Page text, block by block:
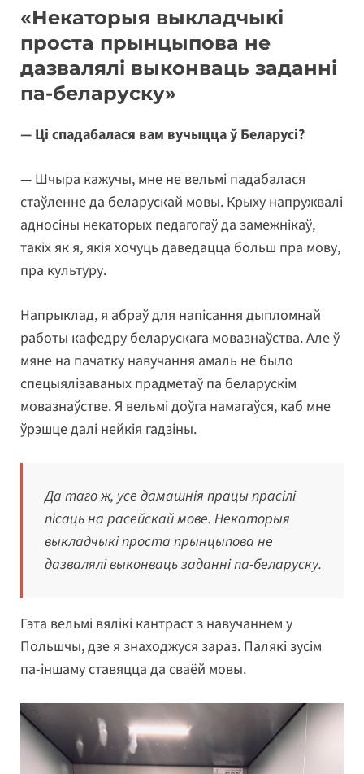
«Некаторыя выкладчыкі
проста прынцыпова не
дазвалялі выконваць заданні
па-беларуску»
— Ці спадабалася вам вучыцца ў Беларусі?
— Шчыра кажучы, мне не вельмі падабалася
стаўленне да беларускай мовы. Крыху напружвалі
адносіны некаторых педагогаў да замежнікаў,
такіх як я, якія хочуць даведацца больш пра мову,
пра культуру.
Напрыклад, я абраў для напісання дыпломнай
работы кафедру беларускага мовазнаўства. Але ў
мяне на пачатку навучання амаль не было
спецыялізаваных прадметаў па беларускім
мовазнаўстве. Я вельмі доўга намагаўся, каб мне
ўрэшце далі нейкія гадзіны.
Да таго ж, усе дамашнія працы прасілі
пісаць на расейскай мове. Некаторыя
выкладчыкі проста прынцыпова не
дазвалялі выконваць заданні па-беларуску.
Гэта вельмі вялікі кантраст з навучаннем у
Польшчы, дзе я знаходжуся зараз. Палякі зусім
па-іншаму ставяцца да сваёй мовы.